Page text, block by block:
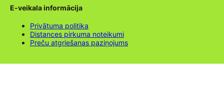
E-veikala informācija
Privātuma politika
Distances pirkuma noteikumi
Preču atgriešanas paziņojums